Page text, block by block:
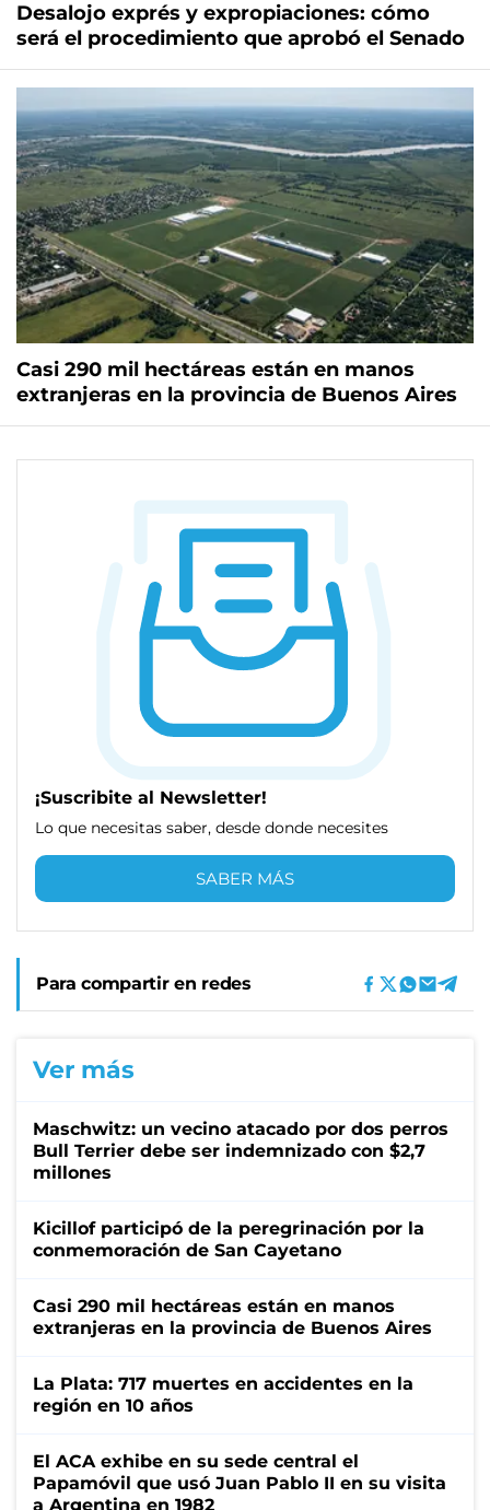
Desalojo exprés y expropiaciones: cómo
será el procedimiento que aprobó el Senado
Casi 290 mil hectáreas están en manos
extranjeras en la provincia de Buenos Aires
¡Suscribite al Newsletter!
Lo que necesitas saber, desde donde necesites
SABER MÁS
Para compartir en redes
Ver más
Maschwitz: un vecino atacado por dos perros
Bull Terrier debe ser indemnizado con $2,7
millones
Kicillof participó de la peregrinación por la
conmemoración de San Cayetano
Casi 290 mil hectáreas están en manos
extranjeras en la provincia de Buenos Aires
La Plata: 717 muertes en accidentes en la
región en 10 años
El ACA exhibe en su sede central el
Papamóvil que usó Juan Pablo II en su visita
a Argentina en 1982